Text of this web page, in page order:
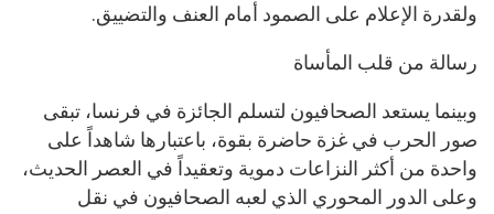
ولقدرة الإعلام على الصمود أمام العنف والتضييق.
رسالة من قلب المأساة
وبينما يستعد الصحافيون لتسلم الجائزة في فرنسا، تبقى
صور الحرب في غزة حاضرة بقوة، باعتبارها شاهداً على
واحدة من أكثر النزاعات دموية وتعقيداً في العصر الحديث،
وعلى الدور المحوري الذي لعبه الصحافيون في نقل